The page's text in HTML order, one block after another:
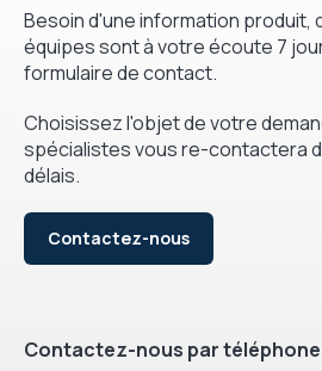
Besoin d'une information produit,
équipes sont à votre écoute 7
formulaire de contact.
Choisissez l'objet de votre
spécialistes vous re-contactera
délais.
Contactez-nous
Contactez-nous par téléphone